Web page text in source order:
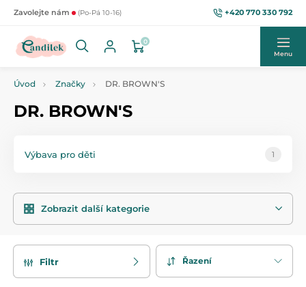
Zavolejte nám (Po-Pá 10-16) +420 770 330 792
0
Menu
Úvod Značky DR. BROWN'S
DR. BROWN'S
Výbava pro děti 1
Zobrazit další kategorie
Filtr Řazení